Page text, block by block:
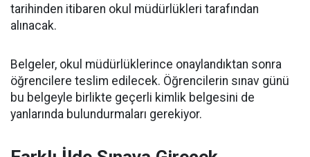
tarihinden itibaren okul müdürlükleri tarafından
alınacak.
Belgeler, okul müdürlüklerince onaylandıktan sonra
öğrencilere teslim edilecek. Öğrencilerin sınav günü
bu belgeyle birlikte geçerli kimlik belgesini de
yanlarında bulundurmaları gerekiyor.